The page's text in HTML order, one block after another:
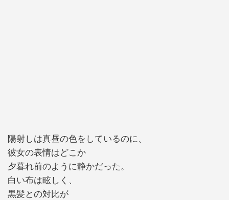
陽射しは真昼の色をしているのに、
彼女の表情はどこか
夕暮れ前のように静かだった。
白い布は眩しく、
黒髪との対比が